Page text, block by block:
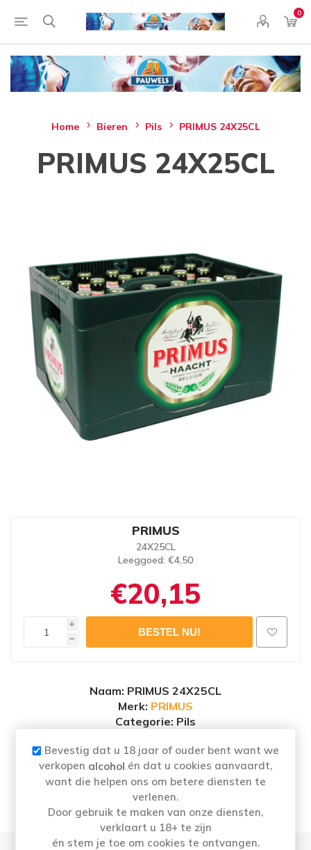
0
Home Bieren Pils PRIMUS 24X25CL
PRIMUS 24X25CL
PRIMUS
24X25CL
Leeggoed: €4,50
€20,15
i
h
Naam: PRIMUS 24X25CL
Merk: PRIMUS
Categorie: Pils
pils
Bevestig dat u 18 jaar of ouder bent want we
verkopen alcohol én dat u cookies aanvaardt,
want die helpen ons om betere diensten te
verlenen.
Door gebruik te maken van onze diensten,
verklaart u 18+ te zijn
én stem je toe om cookies te ontvangen.